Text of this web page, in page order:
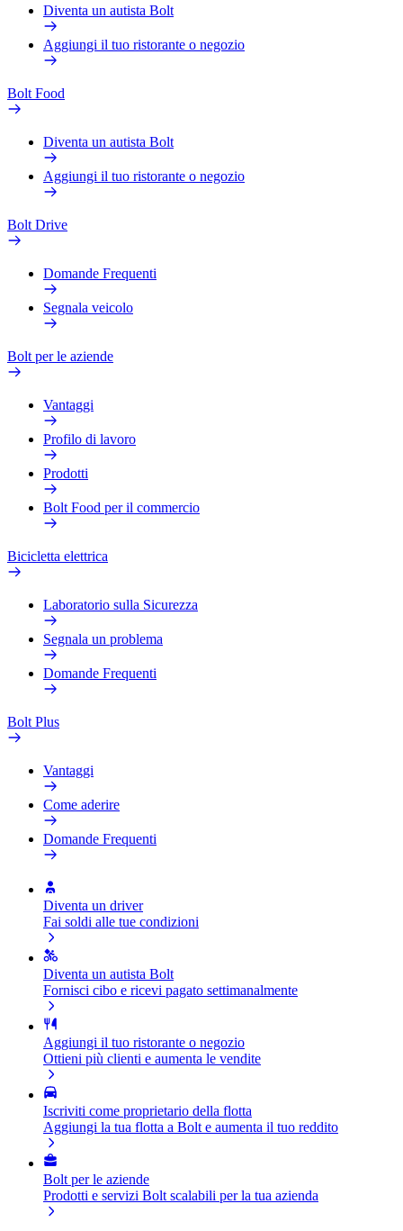
Diventa un autista Bolt
Aggiungi il tuo ristorante o negozio
Bolt Food
Diventa un autista Bolt
Aggiungi il tuo ristorante o negozio
Bolt Drive
Domande Frequenti
Segnala veicolo
Bolt per le aziende
Vantaggi
Profilo di lavoro
Prodotti
Bolt Food per il commercio
Bicicletta elettrica
Laboratorio sulla Sicurezza
Segnala un problema
Domande Frequenti
Bolt Plus
Vantaggi
Come aderire
Domande Frequenti
Diventa un driver
Fai soldi alle tue condizioni
Diventa un autista Bolt
Fornisci cibo e ricevi pagato settimanalmente
Aggiungi il tuo ristorante o negozio
Ottieni più clienti e aumenta le vendite
Iscriviti come proprietario della flotta
Aggiungi la tua flotta a Bolt e aumenta il tuo reddito
Bolt per le aziende
Prodotti e servizi Bolt scalabili per la tua azienda